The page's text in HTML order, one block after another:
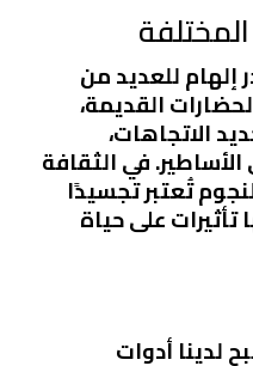
إلهام للعديد من
القديمة،
الاتجاهات،
في الثقافة
تُعتبر تجسيدًا
تأثيرات على حياة
لدينا أدوات